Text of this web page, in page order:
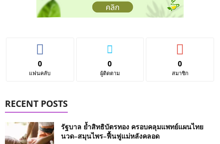
0
แฟนคลับ
0
ผู้ติดตาม
0
สมาชิก
RECENT POSTS
รัฐบาล ย้ำสิทธิบัตรทอง ครอบคลุมแพทย์แผนไทย
นวด–สมุนไพร–ฟื้นฟูแม่หลังคลอด